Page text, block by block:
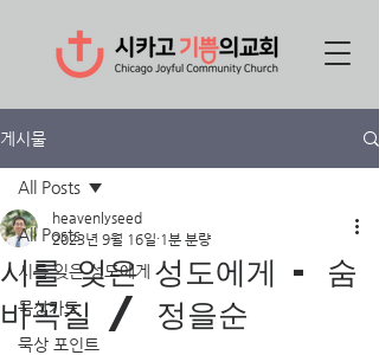
게시물
All Posts
시를 잊은 성도에게
묵상카드
묵상 포인트
All Posts
시를 잊은 성도에게 - 숨
바꼭질 / 정을순
heavenlyseed
2023년 9월 16일 1분 분량